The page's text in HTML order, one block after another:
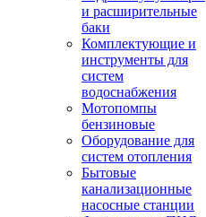
и расширительные
баки
Комплектующие и
инструменты для
систем
водоснабжения
Мотопомпы
бензиновые
Оборудование для
систем отопления
Бытовые
канализационные
насосные станции